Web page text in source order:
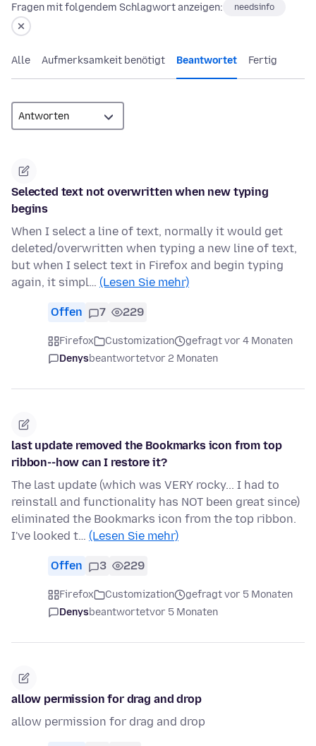
Fragen mit folgendem Schlagwort anzeigen: needsinfo
Alle Aufmerksamkeit benötigt Beantwortet Fertig
Selected text not overwritten when new typing
begins
When I select a line of text, normally it would get
deleted/overwritten when typing a new line of text,
but when I select text in Firefox and begin typing
again, it simpl… (Lesen Sie mehr)
Offen 7 229
Firefox Customization
gefragt vor 4 Monaten
Denysbeantwortetvor 2 Monaten
last update removed the Bookmarks icon from top
ribbon--how can I restore it?
The last update (which was VERY rocky... I had to
reinstall and functionality has NOT been great since)
eliminated the Bookmarks icon from the top ribbon.
I've looked t… (Lesen Sie mehr)
Offen 3 229
Firefox Customization
gefragt vor 5 Monaten
Denysbeantwortetvor 5 Monaten
allow permission for drag and drop
allow permission for drag and drop